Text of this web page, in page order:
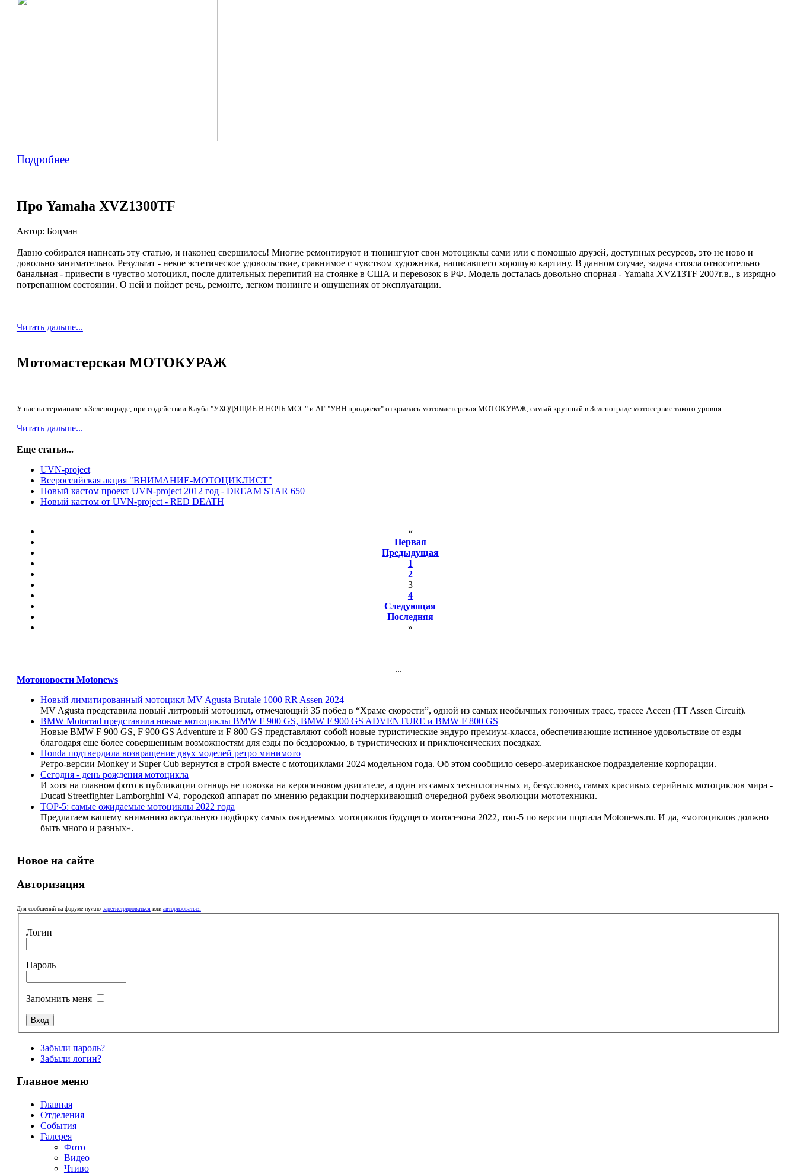
Подробнее
Про Yamaha XVZ1300TF
Автор: Боцман
Давно собирался написать эту статью, и наконец свершилось! Многие ремонтируют и тюнингуют свои мотоциклы сами или с помощью друзей, доступных ресурсов, это не ново и
довольно занимательно. Результат - некое эстетическое удовольствие, сравнимое с чувством художника, написавшего хорошую картину. В данном случае, задача стояла относительно
банальная - привести в чувство мотоцикл, после длительных перепитий на стоянке в США и перевозок в РФ. Модель досталась довольно спорная - Yamaha XVZ13TF 2007г.в., в изрядно
потрепанном состоянии. О ней и пойдет речь, ремонте, легком тюнинге и ощущениях от эксплуатации.
Читать дальше...
Мотомастерская МОТОКУРАЖ
У нас на терминале в Зеленограде, при содействии Клуба "УХОДЯЩИЕ В НОЧЬ МСС" и АГ "УВН проджект" открылась мотомастерская МОТОКУРАЖ, самый крупный в Зеленограде мотосервис такого уровня.
Читать дальше...
Еще статьи...
UVN-project
Всероссийская акция "ВНИМАНИЕ-МОТОЦИКЛИСТ"
Новый кастом проект UVN-project 2012 год - DREAM STAR 650
Новый кастом от UVN-project - RED DEATH
«
Первая
Предыдущая
1
2
3
4
Следующая
Последняя
»
...
Мотоновости Motonews
Новый лимитированный мотоцикл MV Agusta Brutale 1000 RR Assen 2024
MV Agusta представила новый литровый мотоцикл, отмечающий 35 побед в “Храме скорости”, одной из самых необычных гоночных трасс, трассе Ассен (TT Assen Circuit).
BMW Motorrad представила новые мотоциклы BMW F 900 GS, BMW F 900 GS ADVENTURE и BMW F 800 GS
Новые BMW F 900 GS, F 900 GS Adventure и F 800 GS представляют собой новые туристические эндуро премиум-класса, обеспечивающие истинное удовольствие от езды
благодаря еще более совершенным возможностям для езды по бездорожью, в туристических и приключенческих поездках.
Honda подтвердила возвращение двух моделей ретро минимото
Ретро-версии Monkey и Super Cub вернутся в строй вместе с мотоциклами 2024 модельном года. Об этом сообщило северо-американское подразделение корпорации.
Сегодня - день рождения мотоцикла
И хотя на главном фото в публикации отнюдь не повозка на керосиновом двигателе, а один из самых технологичных и, безусловно, самых красивых серийных мотоциклов мира -
Ducati Streetfighter Lamborghini V4, городской аппарат по мнению редакции подчеркивающий очередной рубеж эволюции мототехники.
TOP-5: самые ожидаемые мотоциклы 2022 года
Предлагаем вашему вниманию актуальную подборку самых ожидаемых мотоциклов будущего мотосезона 2022, топ-5 по версии портала Motonews.ru. И да, «мотоциклов должно
быть много и разных».
Новое на сайте
Авторизация
Для сообщений на форуме нужно зарегистрироватьсяили авторизоваться
Логин
Пароль
Запомнить меня
Забыли пароль?
Забыли логин?
Главное меню
Главная
Отделения
События
Галерея
Фото
Видео
Чтиво